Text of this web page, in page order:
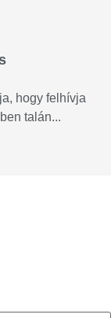
hogy felhívja
talán...